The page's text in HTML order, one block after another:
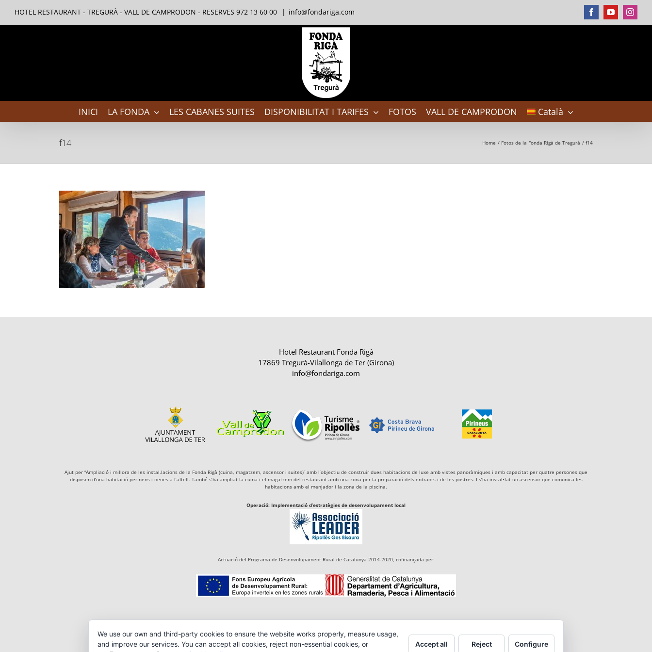
content
HOTEL RESTAURANT - TREGURÀ - VALL DE CAMPRODON - RESERVES 972 13 60 00 | info@fondariga.com FacebookYouTube
INICI LA FONDA LES CABANES SUITES DISPONIBILITAT I TARIFES FOTOS VALL DE CAMPRODON Català
f14 Home Fotos de la Fonda Rigà de Tregurà f14
Hotel Restaurant Fonda Rigà
17869 Tregurà-Vilallonga de Ter (Girona)
info@fondariga.com
Ajut per “Ampliació i millora de les instal.lacions de la Fonda Rigà (cuina, magatzem, ascensor i suites)” amb l’objectiu de construir dues habitacions de luxe amb vistes panoràmiques i amb capacitat per quatre persones que
disposen d’una habitació per nens i nenes a l’altell. També s’ha ampliat la cuina i el magatzem del restaurant amb una zona per la preparació dels entrants i de les postres. I s’ha instal•lat un ascensor que comunica les
habitacions amb el menjador i la zona de la piscina.
Operació: Implementació d’estratègies de desenvolupament local
Actuació del Programa de Desenvolupament Rural de Catalunya 2014-2020, cofinançada per:
We use our own and third-party cookies to ensure the website works properly, measure usage,
and improve our services. You can accept all cookies, reject non-essential cookies, or
Accept all Reject Configure